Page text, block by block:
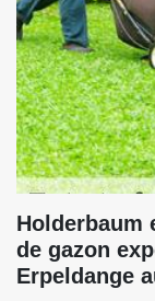
Holderbaum
de gazon
Erpeldange